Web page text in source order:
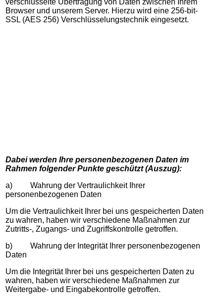
verschlüsselte Übertragung von Daten zwischen Ihrem
Browser und unserem Server. Hierzu wird eine 256-bit-
SSL (AES 256) Verschlüsselungstechnik eingesetzt.
Dabei werden Ihre personenbezogenen Daten im
Rahmen folgender Punkte geschützt (Auszug):
a) Wahrung der Vertraulichkeit Ihrer
personenbezogenen Daten
Um die Vertraulichkeit Ihrer bei uns gespeicherten Daten
zu wahren, haben wir verschiedene Maßnahmen zur
Zutritts-, Zugangs- und Zugriffskontrolle getroffen.
b) Wahrung der Integrität Ihrer personenbezogenen
Daten
Um die Integrität Ihrer bei uns gespeicherten Daten zu
wahren, haben wir verschiedene Maßnahmen zur
Weitergabe- und Eingabekontrolle getroffen.